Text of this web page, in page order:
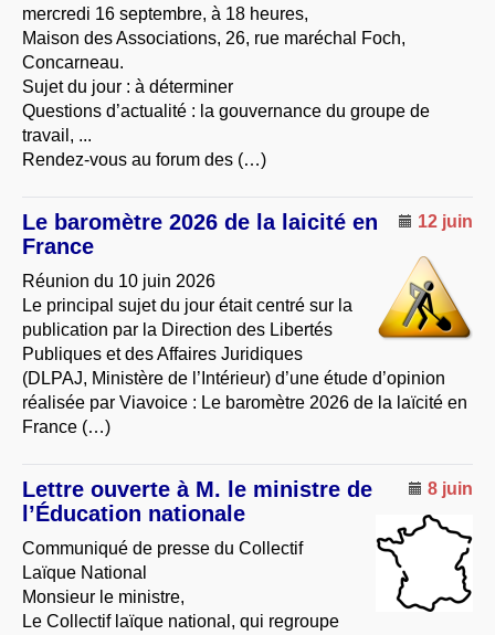
mercredi 16 septembre, à 18 heures,
Maison des Associations, 26, rue maréchal Foch,
Concarneau.
Sujet du jour : à déterminer
Questions d’actualité : la gouvernance du groupe de
travail, ...
Rendez-vous au forum des (…)
12 juin
Le baromètre 2026 de la laicité en
France
Réunion du 10 juin 2026
Le principal sujet du jour était centré sur la
publication par la Direction des Libertés
Publiques et des Affaires Juridiques
(DLPAJ, Ministère de l’Intérieur) d’une étude d’opinion
réalisée par Viavoice : Le baromètre 2026 de la laïcité en
France (…)
8 juin
Lettre ouverte à M. le ministre de
l’Éducation nationale
Communiqué de presse du Collectif
Laïque National
Monsieur le ministre,
Le Collectif laïque national, qui regroupe